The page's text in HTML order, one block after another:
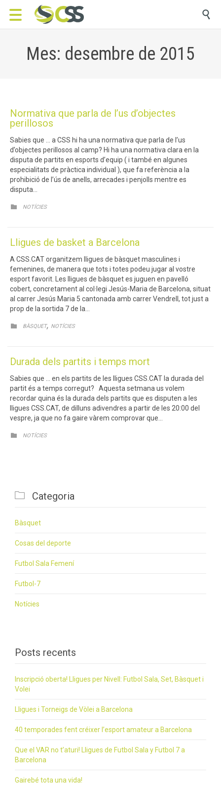

Mes: desembre de 2015
Normativa que parla de l’us d’objectes
perillosos
Sabies que … a CSS hi ha una normativa que parla de l’us
d’objectes perillosos al camp? Hi ha una normativa clara en la
disputa de partits en esports d’equip ( i també en algunes
especialitats de pràctica individual ), que fa referència a la
prohibició de l’ús de anells, arrecades i penjolls mentre es
disputa…
 CATEGORY
NOTÍCIES
Lligues de basket a Barcelona
A CSS.CAT organitzem lligues de bàsquet masculines i
femenines, de manera que tots i totes podeu jugar al vostre
esport favorit. Les lligues de bàsquet es juguen en pavelló
cobert, concretament al col·legi Jesús-Maria de Barcelona, situat
al carrer Jesús Maria 5 cantonada amb carrer Vendrell, tot just a
prop de la sortida 7 de la…
 CATEGORY
BÀSQUET, NOTÍCIES
Durada dels partits i temps mort
Sabies que … en els partits de les lligues CSS.CAT la durada del
partit és a temps corregut? Aquesta setmana us volem
recordar quina és la durada dels partits que es disputen a les
lligues CSS.CAT, de dilluns adivendres a partir de les 20:00 del
vespre, ja que no fa gaire vàrem comprovar que…
 CATEGORY
NOTÍCIES
 Categoria
Bàsquet
Cosas del deporte
Futbol Sala Femení
Futbol-7
Notícies
Posts recents
Inscripció oberta! Lligues per Nivell: Futbol Sala, Set, Bàsquet i
Volei
Lligues i Torneigs de Vòlei a Barcelona
40 temporades fent créixer l’esport amateur a Barcelona
Que el VAR no t’aturi! Lligues de Futbol Sala y Futbol 7 a
Barcelona
Gairebé tota una vida!